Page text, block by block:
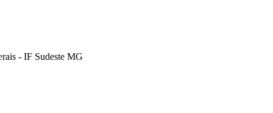
- IF Sudeste MG